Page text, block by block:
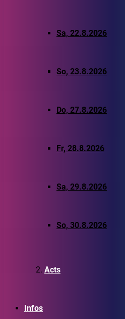
Sa, 22.8.2026
So, 23.8.2026
Do, 27.8.2026
Fr, 28.8.2026
Sa, 29.8.2026
So, 30.8.2026
Acts
Infos